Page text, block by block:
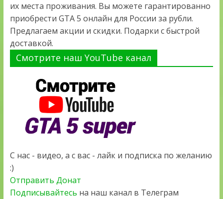
их места проживания. Вы можете гарантированно
приобрести GTA 5 онлайн для России за рубли.
Предлагаем акции и скидки. Подарки с быстрой
доставкой.
Смотрите наш YouTube канал
С нас - видео, а с вас - лайк и подписка по желанию
:)
Отправить Донат
Подписывайтесь на наш канал в Телеграм